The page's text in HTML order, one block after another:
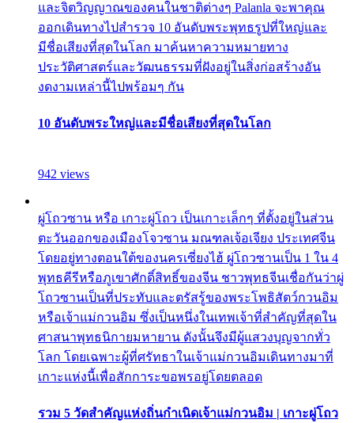
และจิตวิญญาณของคนในชาติต่างๆ Palanla จะพาคุณ
ออกเดินทางไปสำรวจ 10 อันดับพระพุทธรูปที่ใหญ่และ
มีชื่อเสียงที่สุดในโลก มาค้นหาความหมายทาง
ประวัติศาสตร์และวัฒนธรรมที่ฝังอยู่ในสิ่งก่อสร้างอัน
งดงามเหล่านี้ไปพร้อมๆ กัน
10 อันดับพระใหญ่และมีชื่อเสียงที่สุดในโลก
942 views
ผู่โถวซาน หรือ เกาะผู่โถว เป็นเกาะเล็กๆ ที่ตั้งอยู่ในส่วน
ตะวันออกของเมืองโจวซาน มณฑลเจ้อเจียง ประเทศจีน
โดยอยู่ทางตอนใต้ของนครเซี่ยงไฮ้ ผู่โถวซานเป็น 1 ใน 4
พุทธคีรีหรือภูเขาศักดิ์สิทธิ์ของจีน ชาวพุทธจีนเชื่อกันว่าผู่
โถวซานเป็นที่ประทับและตรัสรู้ของพระโพธิสัตว์กวนอิม
หรือเจ้าแม่กวนอิม ซึ่งเป็นหนึ่งในเทพเจ้าที่สำคัญที่สุดใน
ศาสนาพุทธนิกายมหายาน ดังนั้นจึงมีผู้แสวงบุญจากทั่ว
โลก โดยเฉพาะผู้ที่ศรัทธาในเจ้าแม่กวนอิมเดินทางมาที่
เกาะแห่งนี้เพื่อสักการะขอพรอยู่โดยตลอด
รวม 5 วัดสำคัญแห่งถิ่นกำเนิดเจ้าแม่กวนอิม | เกาะผู่โถว